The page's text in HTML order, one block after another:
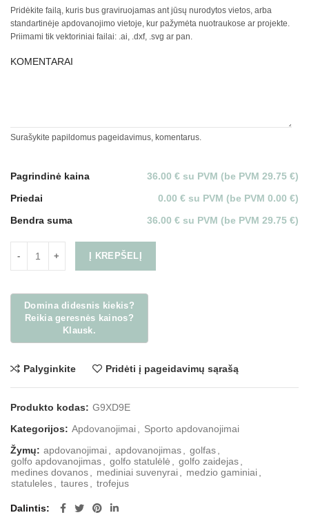
Pridėkite failą, kuris bus graviruojamas ant jūsų nurodytos vietos, arba
standartinėje apdovanojimo vietoje, kur pažymėta nuotraukose ar projekte.
Priimami tik vektoriniai failai: .ai, .dxf, .svg ar pan.
KOMENTARAI
Surašykite papildomus pageidavimus, komentarus.
Pagrindinė kaina
36.00 € su PVM (be PVM 29.75 €)
Priedai
0.00 € su PVM (be PVM 0.00 €)
Bendra suma
36.00 € su PVM (be PVM 29.75 €)
Į KREPŠELĮ
Palyginkite Pridėti į pageidavimų sąrašą
Produkto kodas: G9XD9E
Kategorijos: Apdovanojimai, Sporto apdovanojimai
Žymų: apdovanojimai, apdovanojimas, golfas,
golfo apdovanojimas, golfo statulėlė , golfo zaidejas,
medines dovanos, mediniai suvenyrai, medzio gaminiai,
statuleles, taures, trofejus
Dalintis